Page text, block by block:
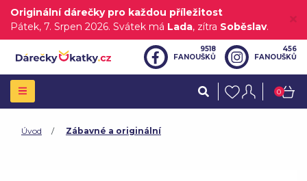
Originální dárečky pro každou příležitost
Pátek, 7. Srpen 2026. Svátek má Lada, zítra Soběslav.
9518
FANOUŠKŮ
456
FANOUŠKŮ
0
Úvod Zábavné a originální